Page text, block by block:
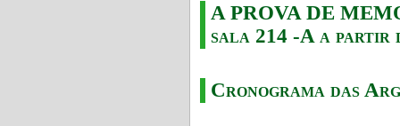
A PROVA DE
sala 214 -A a partir
Cronograma das